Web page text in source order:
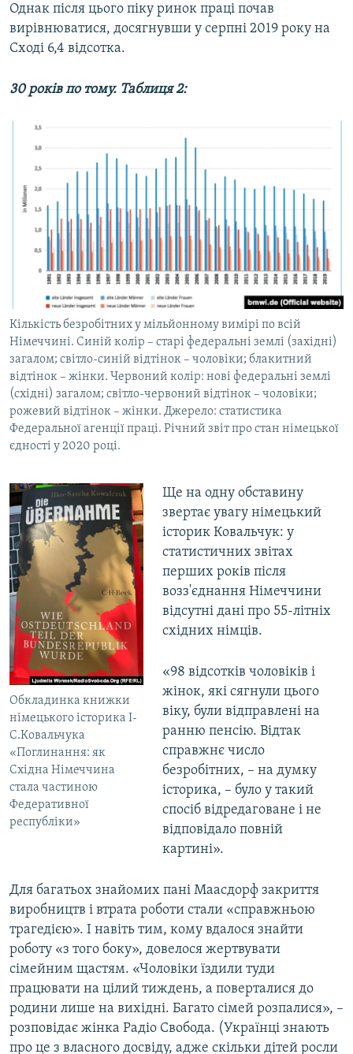
Однак після цього піку ринок праці почав
вирівнюватися, досягнувши у серпні 2019 року на
Сході 6,4 відсотка.
30 років по тому. Таблиця 2:
Кількість безробітних у мільйонному вимірі по всій
Німеччині. Синій колір – старі федеральні землі (західні)
загалом; світло-синій відтінок – чоловіки; блакитний
відтінок – жінки. Червоний колір: нові федеральні землі
(східні) загалом; світло-червоний відтінок – чоловіки;
рожевий відтінок – жінки. Джерело: статистика
Федеральної агенції праці. Річний звіт про стан німецької
єдності у 2020 році.
Обкладинка книжки
німецького історика І-
С.Ковальчука
«Поглинання: як
Східна Німеччина
стала частиною
Федеративної
республіки»
Ще на одну обставину
звертає увагу німецький
історик Ковальчук: у
статистичних звітах
перших років після
возз'єднання Німеччини
відсутні дані про 55-літніх
східних німців.
«98 відсотків чоловіків і
жінок, які сягнули цього
віку, були відправлені на
ранню пенсію. Відтак
справжнє число
безробітних, – на думку
історика, – було у такий
спосіб відредаговане і не
відповідало повній
картині».
Для багатьох знайомих пані Маасдорф закриття
виробництв і втрата роботи стали «справжньою
трагедією». І навіть тим, кому вдалося знайти
роботу «з того боку», довелося жертвувати
сімейним щастям. «Чоловіки їздили туди
працювати на цілий тиждень, а поверталися до
родини лише на вихідні. Багато сімей розпалися», –
розповідає жінка Радіо Свобода. (Українці знають
про це з власного досвіду, адже скільки дітей росли